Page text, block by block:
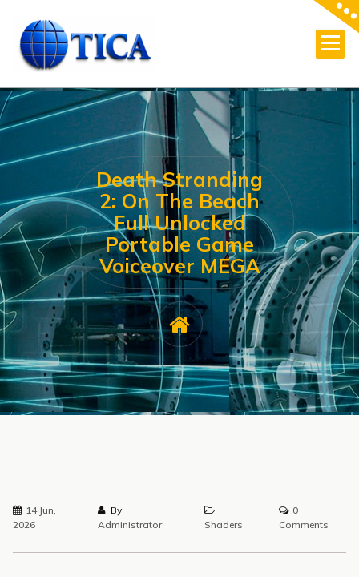
content
Death Stranding
2: On The Beach
Full Unlocked
Portable Game
Voiceover MEGA
14 Jun,
2026
By
Administrator
Shaders
0
Comments